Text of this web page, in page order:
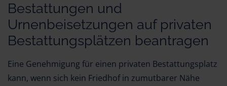
Bestattungen und
Urnenbeisetzungen auf privaten
Bestattungsplätzen beantragen
Eine Genehmigung für einen privaten Bestattungsplatz
kann, wenn sich kein Friedhof in zumutbarer Nähe